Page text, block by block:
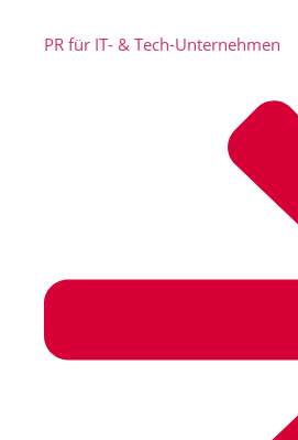
PR für IT- & Tech-Unternehmen